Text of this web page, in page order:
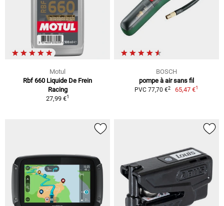
Motul
Rbf 660 Liquide De Frein
Racing
27,99 €1
BOSCH
pompe à air sans fil
PVC 77,70 €2 65,47 €1